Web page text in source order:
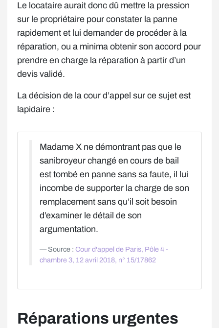
Le locataire aurait donc dû mettre la pression
sur le propriétaire pour constater la panne
rapidement et lui demander de procéder à la
réparation, ou a minima obtenir son accord pour
prendre en charge la réparation à partir d’un
devis validé.
La décision de la cour d’appel sur ce sujet est
lapidaire :
Madame X ne démontrant pas que le
sanibroyeur changé en cours de bail
est tombé en panne sans sa faute, il lui
incombe de supporter la charge de son
remplacement sans qu’il soit besoin
d’examiner le détail de son
argumentation.
Source : Cour d'appel de Paris, Pôle 4 -
chambre 3, 12 avril 2018, n° 15/17862
Réparations urgentes